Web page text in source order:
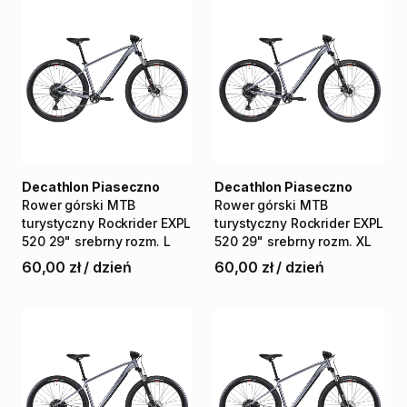
Rower górski MTB
turystyczny Rockrider EXPL
520 29" srebrny rozm. L
Decathlon Piaseczno
60,00 zł / dzień
Rower górski MTB
turystyczny Rockrider EXPL
520 29" srebrny rozm. XL
Decathlon Piaseczno
60,00 zł / dzień